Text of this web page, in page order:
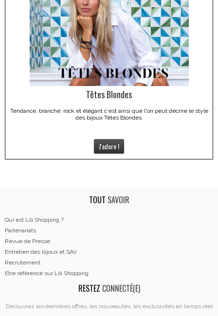
Têtes Blondes
Tendance, branché, rock et élégant c'est ainsi que l'on peut décrire le style
des bijoux Têtes Blondes.
J'adore !
TOUT SAVOIR
Qui est Lili Shopping ?
Partenariats
Revue de Presse
Entretien des bijoux et SAV
Recrutement
Etre référencé sur Lili Shopping
RESTEZ CONNECTÉ(E)
Découvrez les dernières offres, les nouveautés, les exclusivités en temps réel